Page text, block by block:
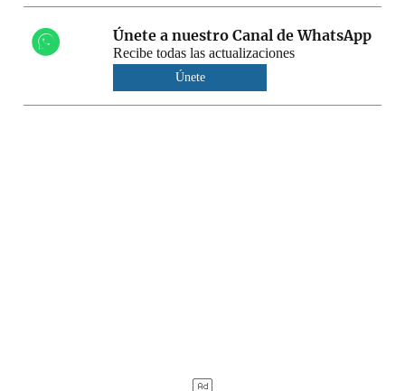
Únete a nuestro Canal de WhatsApp
Recibe todas las actualizaciones
Únete